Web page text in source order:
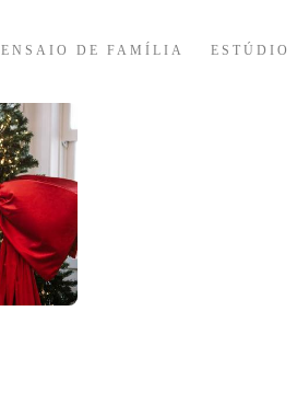
ENSAIO DE FAMÍLIA ESTÚDIO